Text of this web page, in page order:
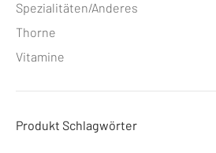
Spezialitäten/Anderes
Thorne
Vitamine
Produkt Schlagwörter